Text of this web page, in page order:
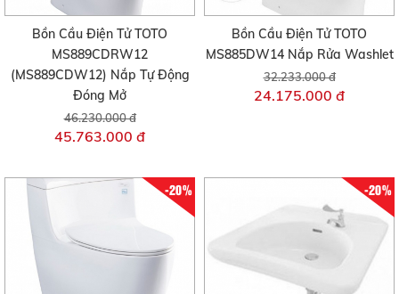
Bồn Cầu Điện Tử TOTO
MS889CDRW12
(MS889CDW12) Nắp Tự Động
Đóng Mở
46.230.000 đ
45.763.000 đ
Bồn Cầu Điện Tử TOTO
MS885DW14 Nắp Rửa Washlet
32.233.000 đ
24.175.000 đ
-20% -20%